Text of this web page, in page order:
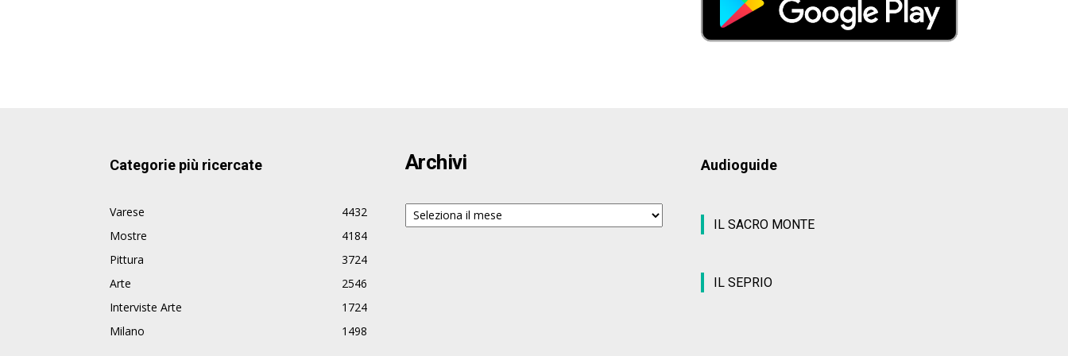
Categorie più ricercate
Varese
4432
Mostre
4184
Pittura
3724
Arte
2546
Interviste Arte
1724
Milano
1498
Archivi
Archivi
Audioguide
IL SACRO MONTE
IL SEPRIO